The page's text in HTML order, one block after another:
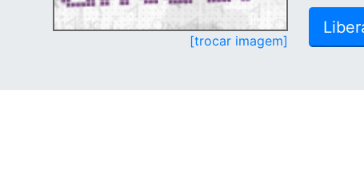
[trocar imagem]